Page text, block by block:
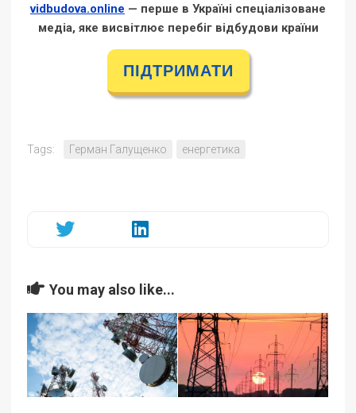
vidbudova.online — перше в Україні спеціалізоване
медіа, яке висвітлює перебіг відбудови країни
ПІДТРИМАТИ
Tags: Герман Галущенко енергетика
You may also like...